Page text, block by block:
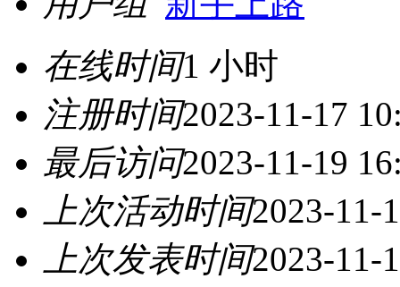
在线时间1 小时
注册时间2023-11-17
最后访问2023-11-19
上次活动时间2023-11-
上次发表时间2023-11-